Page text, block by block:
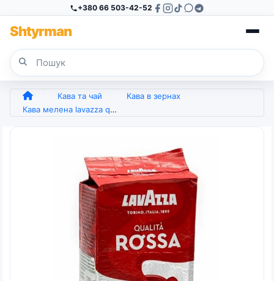
+380 66 503-42-52
Shtyrman
Кава та чай
Кава в зернах
Кава мелена lavazza qualita rossa 250 гр (арт. 4363)